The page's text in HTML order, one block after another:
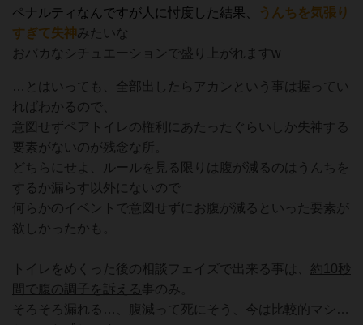
ペナルティなんですが人に忖度した結果、
うんちを気張り
すぎて失神みたいな
おバカなシチュエーションで盛り上がれますw
…とはいっても、全部出したらアカンという事は握ってい
ればわかるので、
意図せずペアトイレの権利にあたったぐらいしか失神する
要素がないのが残念な所。
どちらにせよ、ルールを見る限りは腹が減るのはうんちを
するか漏らす以外にないので
何らかのイベントで意図せずにお腹が減るといった要素が
欲しかったかも。
トイレをめくった後の相談フェイズで出来る事は、 約10秒
間で腹の調子を訴える 事のみ。
そろそろ漏れる…、腹減って死にそう、今は比較的マシ…